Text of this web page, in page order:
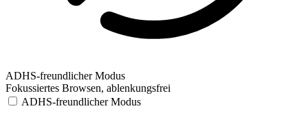
ADHS-freundlicher Modus
Fokussiertes Browsen, ablenkungsfrei
ADHS-freundlicher Modus